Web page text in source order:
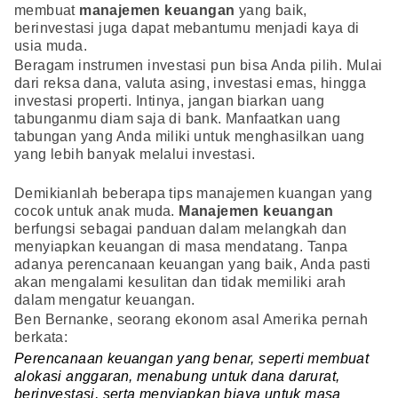
membuat manajemen keuangan yang baik,
berinvestasi juga dapat mebantumu menjadi kaya di
usia muda.
Beragam instrumen investasi pun bisa Anda pilih. Mulai
dari reksa dana, valuta asing, investasi emas, hingga
investasi properti. Intinya, jangan biarkan uang
tabunganmu diam saja di bank. Manfaatkan uang
tabungan yang Anda miliki untuk menghasilkan uang
yang lebih banyak melalui investasi.
Demikianlah beberapa tips manajemen kuangan yang
cocok untuk anak muda. Manajemen keuangan
berfungsi sebagai panduan dalam melangkah dan
menyiapkan keuangan di masa mendatang. Tanpa
adanya perencanaan keuangan yang baik, Anda pasti
akan mengalami kesulitan dan tidak memiliki arah
dalam mengatur keuangan.
Ben Bernanke, seorang ekonom asal Amerika pernah
berkata:
Perencanaan keuangan yang benar, seperti membuat
alokasi anggaran, menabung untuk dana darurat,
berinvestasi, serta menyiapkan biaya untuk masa